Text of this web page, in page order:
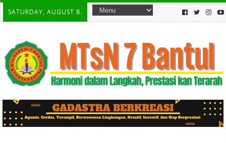
SATURDAY, AUGUST 8.